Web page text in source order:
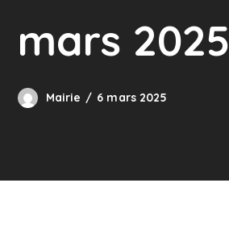
mars 2025
Mairie 6 mars 2025